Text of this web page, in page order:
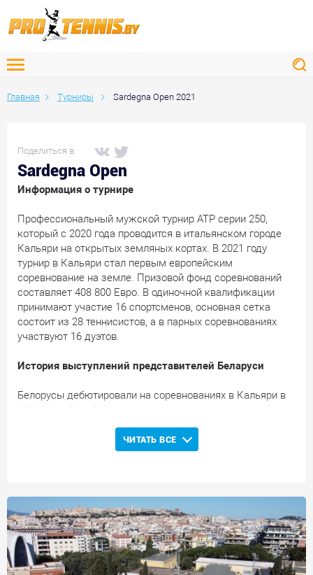
Главная Турниры Sardegna Open 2021
Поделиться в:
Sardegna Open
Информация о турнире
Профессиональный мужской турнир АТР серии 250,
который с 2020 года проводится в итальянском городе
Кальяри на открытых земляных кортах. В 2021 году
турнир в Кальяри стал первым европейским
соревнование на земле. Призовой фонд соревнований
составляет 408 800 Евро. В одиночной квалификации
принимают участие 16 спортсменов, основная сетка
состоит из 28 теннисистов, а в парных соревнованиях
участвуют 16 дуэтов.
История выступлений представителей Беларуси
Белорусы дебютировали на соревнованиях в Кальяри в
основной одиночной сетки.
ЧИТАТЬ ВСЕ